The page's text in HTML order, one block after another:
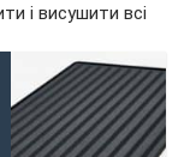
і висушити всі